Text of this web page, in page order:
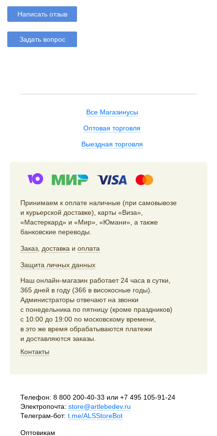
Написать отзыв
Задать вопрос
Все Магазинусы
Оптовая торговля
Выездная торговля
Принимаем к оплате наличные (при самовывозе
и курьерской доставке), карты «Виза»,
«Мастеркард» и «Мир», «Юмани», а также
банковские переводы.
Заказ доставка и оплата
Защита личных данных
Наш онлайн-магазин работает 24 часа в сутки,
365 дней в году (366 в високосные годы).
Администраторы отвечают на звонки
с понедельника по пятницу (кроме праздников)
с 10:00 до 19:00 по московскому времени,
в это же время обрабатываются платежи
и доставляются заказы.
Контакты
Телефон: 8 800 200-40-33 или +7 495 105-91-24
Электропочта: store@artlebedev.ru
Телеграм-бот: t.me/ALSStoreBot
Оптовикам